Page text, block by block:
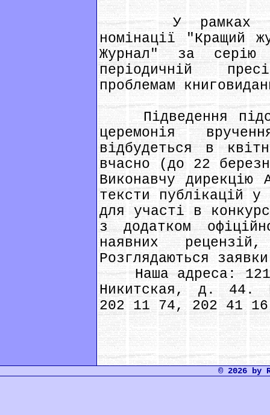
У рамках
номінації "Кращий
Журнал" за серію
періодичній
проблемам
Підведення
церемонія
відбудеться в
вчасно (до 22
Виконавчу дирекцію
тексти публікацій
для участі в
з додатком
наявних
Розглядаються
Наша адреса:
Никитская, д. 44.
202 11 74, 202 41
© 2026 by